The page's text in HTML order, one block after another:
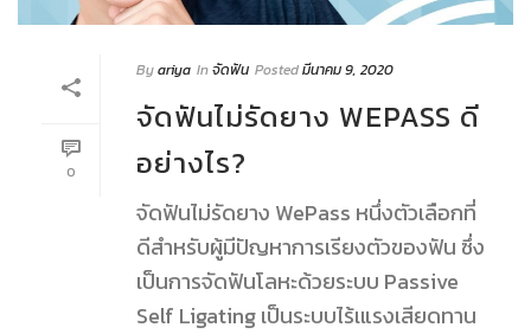
0
Byariya Inจัดฟัน Postedมีนาคม 9, 2020
จัดฟันไม่รัดยาง WEPASS ดี
อย่างไร?
จัดฟันไม่รัดยาง WePass หนึ่งตัวเลือกที่
ดีสำหรับผู้มีปัญหาการเรียงตัวของฟัน ซึ่ง
เป็นการจัดฟันโลหะด้วยระบบ Passive
Self Ligating เป็นระบบไร้เแรงเสียดทาน